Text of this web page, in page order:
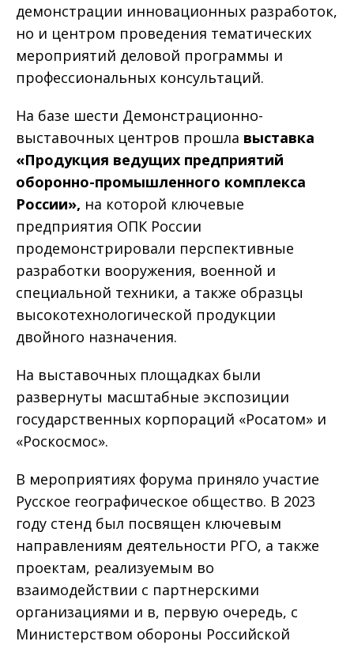
демонстрации инновационных разработок,
но и центром проведения тематических
мероприятий деловой программы и
профессиональных консультаций.
На базе шести Демонстрационно-
выставочных центров прошла выставка
«Продукция ведущих предприятий
оборонно-промышленного комплекса
России», на которой ключевые
предприятия ОПК России
продемонстрировали перспективные
разработки вооружения, военной и
специальной техники, а также образцы
высокотехнологической продукции
двойного назначения.
На выставочных площадках были
развернуты масштабные экспозиции
государственных корпораций «Росатом» и
«Роскосмос».
В мероприятиях форума приняло участие
Русское географическое общество. В 2023
году стенд был посвящен ключевым
направлениям деятельности РГО, а также
проектам, реализуемым во
взаимодействии с партнерскими
организациями и в, первую очередь, с
Министерством обороны Российской